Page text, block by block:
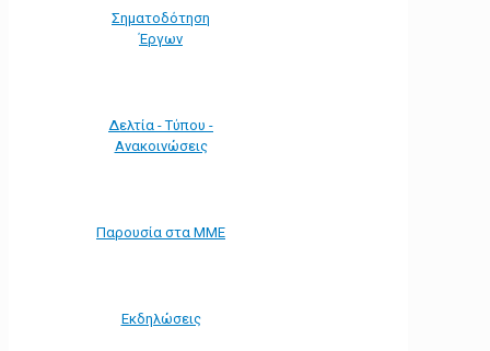
Σηματοδότηση
Έργων
Δελτία - Τύπου -
Ανακοινώσεις
Παρουσία στα ΜΜΕ
Εκδηλώσεις